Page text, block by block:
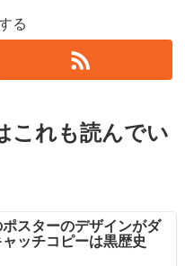
る
これも読んでい
スターのデザインがダ
ッチコピーは黒歴史